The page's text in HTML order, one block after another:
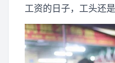
工资的日子，工头还